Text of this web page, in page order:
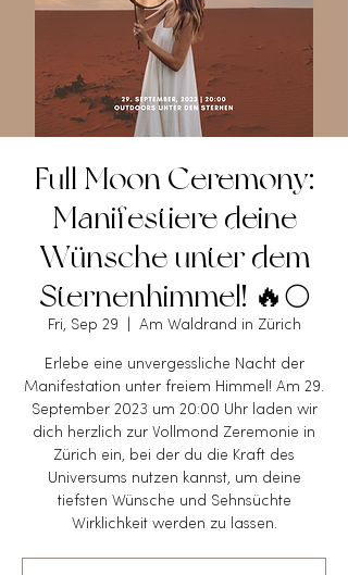
Full Moon Ceremony:
Manifestiere deine
Wünsche unter dem
Sternenhimmel! 🔥🌕
Fri, Sep 29 Am Waldrand in Zürich
Erlebe eine unvergessliche Nacht der
Manifestation unter freiem Himmel! Am 29.
September 2023 um 20:00 Uhr laden wir
dich herzlich zur Vollmond Zeremonie in
Zürich ein, bei der du die Kraft des
Universums nutzen kannst, um deine
tiefsten Wünsche und Sehnsüchte
Wirklichkeit werden zu lassen.